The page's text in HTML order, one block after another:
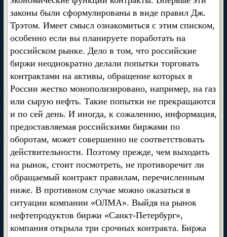
законы были сформулированы в виде правил Дж.
Трэтом. Имеет смысл ознакомиться с этим списком,
особенно если вы планируете поработать на
российском рынке. Дело в том, что российские
биржи неоднократно делали попытки торговать
контрактами на активы, обращение которых в
России жестко монополизировано, например, на газ
или сырую нефть. Такие попытки не прекращаются
и по сей день. И иногда, к сожалению, информация,
предоставляемая российскими биржами по
оборотам, может совершенно не соответствовать
действительности. Поэтому прежде, чем выходить
на рынок, стоит посмотреть, не противоречит ли
обращаемый контракт правилам, перечисленным
ниже. В противном случае можно оказаться в
ситуации компании «ОЛМА». Выйдя на рынок
нефтепродуктов биржи «Санкт-Петербург»,
компания открыла три срочных контракта. Биржа